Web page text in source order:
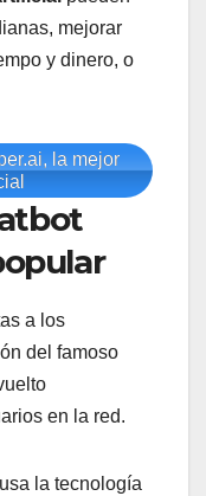
mejorar
y dinero, o
la mejor
a los
del famoso
en la red.
usa la tecnología